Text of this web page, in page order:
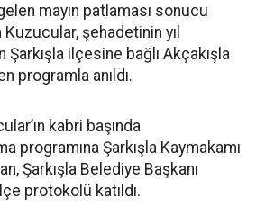
mayın patlaması sonucu
Kuzucular, şehadetinin yıl
Şarkışla ilçesine bağlı Akçakışla
programla anıldı.
kabri başında
programına Şarkışla Kaymakamı
Şarkışla Belediye Başkanı
protokolü katıldı.